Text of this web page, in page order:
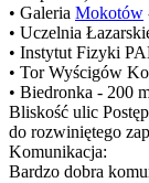
• Galeria Mokotów
• Uczelnia
• Instytut Fizyki
• Tor Wyścigów
• Biedronka - 200
Bliskość ulic
do rozwiniętego
Komunikacja:
Bardzo dobra